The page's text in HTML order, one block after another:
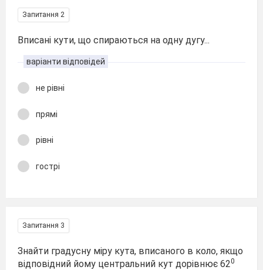
Запитання 2
Вписані кути, що спираються на одну дугу...
варіанти відповідей
не рівні
прямі
рівні
гострі
Запитання 3
Знайти градусну міру кута, вписаного в коло, якщо
відповідний йому центральний кут дорівнює 620